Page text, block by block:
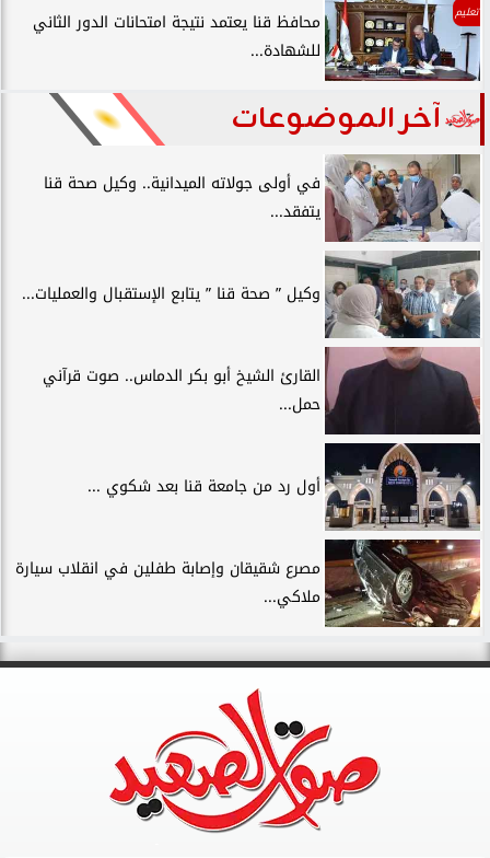
تعليم
محافظ قنا يعتمد نتيجة امتحانات الدور الثاني
للشهادة...
آخر الموضوعات
في أولى جولاته الميدانية.. وكيل صحة قنا
يتفقد...
وكيل ” صحة قنا ” يتابع الإستقبال والعمليات...
القارئ الشيخ أبو بكر الدماس.. صوت قرآني
حمل...
أول رد من جامعة قنا بعد شكوي ...
مصرع شقيقان وإصابة طفلين في انقلاب سيارة
ملاكي...